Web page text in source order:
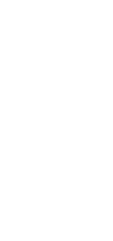
無須另外申請。